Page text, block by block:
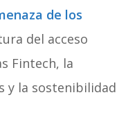
de los
del acceso
Fintech, la
y la sostenibilidad